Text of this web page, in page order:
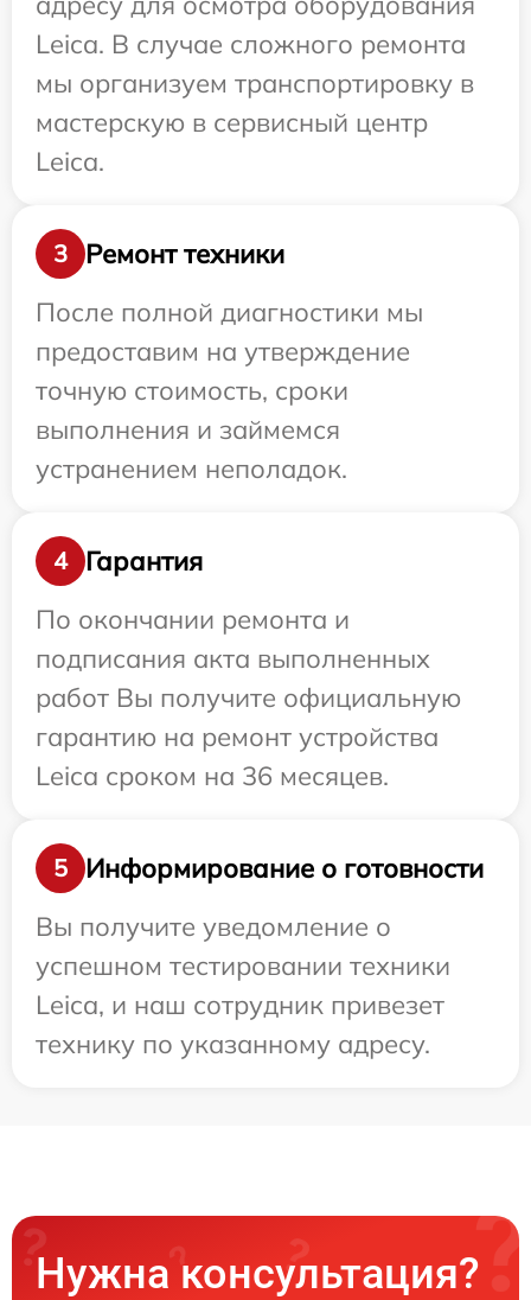
Leica. В случае сложного ремонта
мы организуем транспортировку в
мастерскую в сервисный центр
Leica.
3
Ремонт техники
После полной диагностики мы
предоставим на утверждение
точную стоимость, сроки
выполнения и займемся
устранением неполадок.
4
Гарантия
По окончании ремонта и
подписания акта выполненных
работ Вы получите официальную
гарантию на ремонт устройства
Leica сроком на 36 месяцев.
5
Информирование о готовности
Вы получите уведомление о
успешном тестировании техники
Leica, и наш сотрудник привезет
технику по указанному адресу.
Нужна консультация?